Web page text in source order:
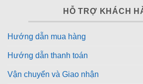
HỖ TRỢ KHÁCH
Hướng dẫn mua hàng
Hướng dẫn thanh toán
Vận chuyển và Giao nhận